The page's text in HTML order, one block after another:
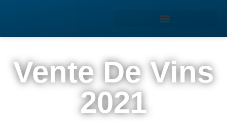
Vente De Vins
2021